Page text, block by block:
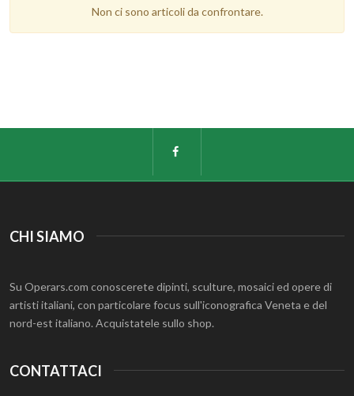
Non ci sono articoli da confrontare.
CHI SIAMO
Su Operars.com conoscerete dipinti, sculture, mosaici ed opere di
artisti italiani, con particolare focus sull'iconografica Veneta e del
nord-est italiano. Acquistatele sullo shop.
CONTATTACI